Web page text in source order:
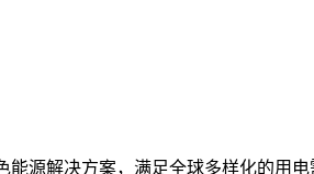
源解决方案，满足全球多样化的用电